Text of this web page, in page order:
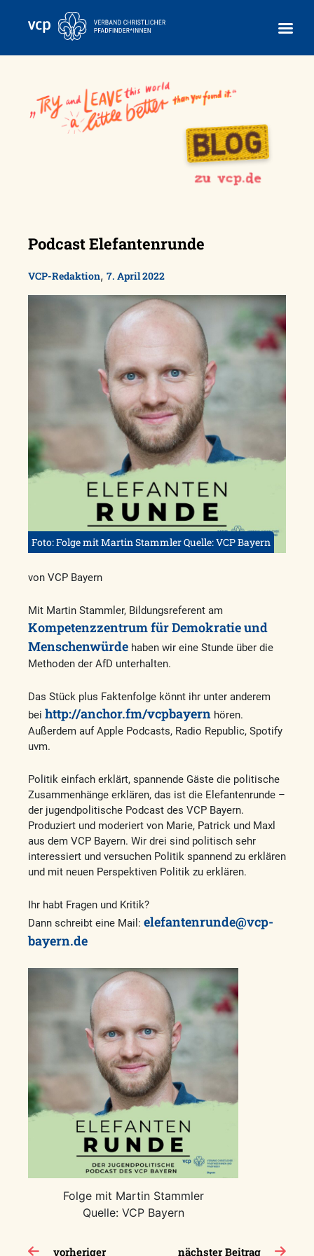
Podcast Elefantenrunde
VCP-Redaktion, 7. April 2022
Foto: Folge mit Martin Stammler Quelle: VCP Bayern
von VCP Bayern
Mit Martin Stammler, Bildungsreferent am
Kompetenzzentrum für Demokratie und
Menschenwürde haben wir eine Stunde über die
Methoden der AfD unterhalten.
Das Stück plus Faktenfolge könnt ihr unter anderem
bei http://anchor.fm/vcpbayern hören.
Außerdem auf Apple Podcasts, Radio Republic, Spotify
uvm.
Politik einfach erklärt, spannende Gäste die politische
Zusammenhänge erklären, das ist die Elefantenrunde –
der jugendpolitische Podcast des VCP Bayern.
Produziert und moderiert von Marie, Patrick und Maxl
aus dem VCP Bayern. Wir drei sind politisch sehr
interessiert und versuchen Politik spannend zu erklären
und mit neuen Perspektiven Politik zu erklären.
Ihr habt Fragen und Kritik?
Dann schreibt eine Mail: elefantenrunde@vcp-
bayern.de
Folge mit Martin Stammler
Quelle: VCP Bayern
Beitragsnavigation
vorheriger nächster Beitrag